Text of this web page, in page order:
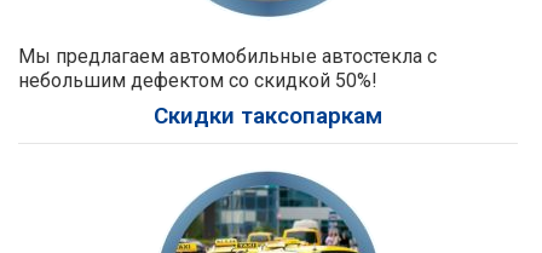
Мы предлагаем автомобильные автостекла с
небольшим дефектом со скидкой 50%!
Скидки таксопаркам